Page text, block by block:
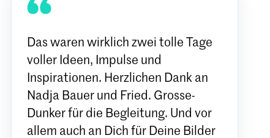
Das waren wirklich zwei tolle Tage
voller Ideen, Impulse und
Inspirationen. Herzlichen Dank an
Nadja Bauer und Fried. Grosse-
Dunker für die Begleitung. Und vor
allem auch an Dich für Deine Bilder